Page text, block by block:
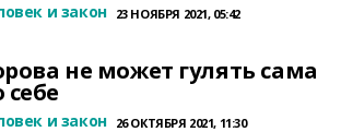
и закон 23 НОЯБРЯ 2021, 05:42
не может гулять сама
себе
и закон 26 ОКТЯБРЯ 2021, 11:30